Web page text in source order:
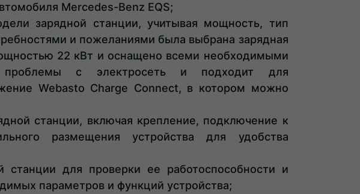
Mercedes-Benz EQS;
зарядной станции, учитывая мощность, тип
и пожеланиями была выбрана зарядная
22 кВт и оснащено всеми необходимыми
проблемы с электросеть и подходит для
Webasto Charge Connect, в котором можно
станции, включая крепление, подключение к
размещения устройства для удобства
станции для проверки ее работоспособности и
параметров и функций устройства;